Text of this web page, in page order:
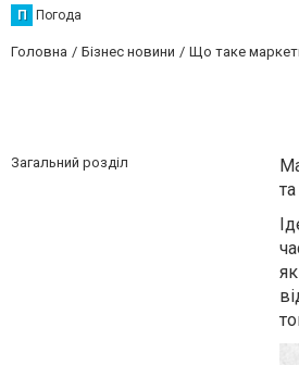
П Погода
Головна Бізнес новини Що таке
Загальний розділ